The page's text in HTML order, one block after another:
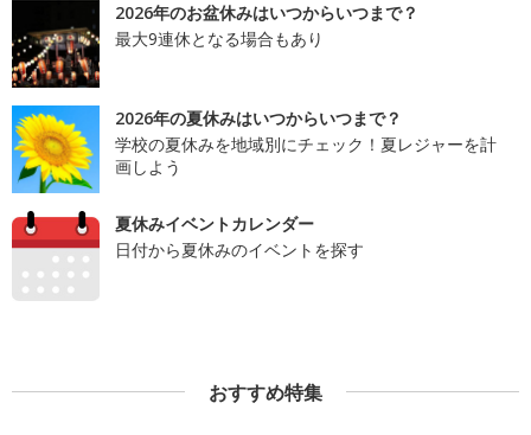
2026年のお盆休みはいつからいつまで？
最大9連休となる場合もあり
2026年の夏休みはいつからいつまで？
学校の夏休みを地域別にチェック！夏レジャーを計
画しよう
夏休みイベントカレンダー
日付から夏休みのイベントを探す
おすすめ特集